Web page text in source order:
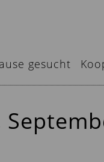
gesucht